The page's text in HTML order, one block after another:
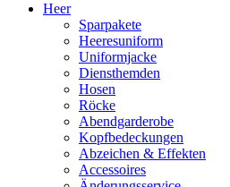
Heer
Sparpakete
Heeresuniform
Uniformjacke
Diensthemden
Hosen
Röcke
Abendgarderobe
Kopfbedeckungen
Abzeichen & Effekten
Accessoires